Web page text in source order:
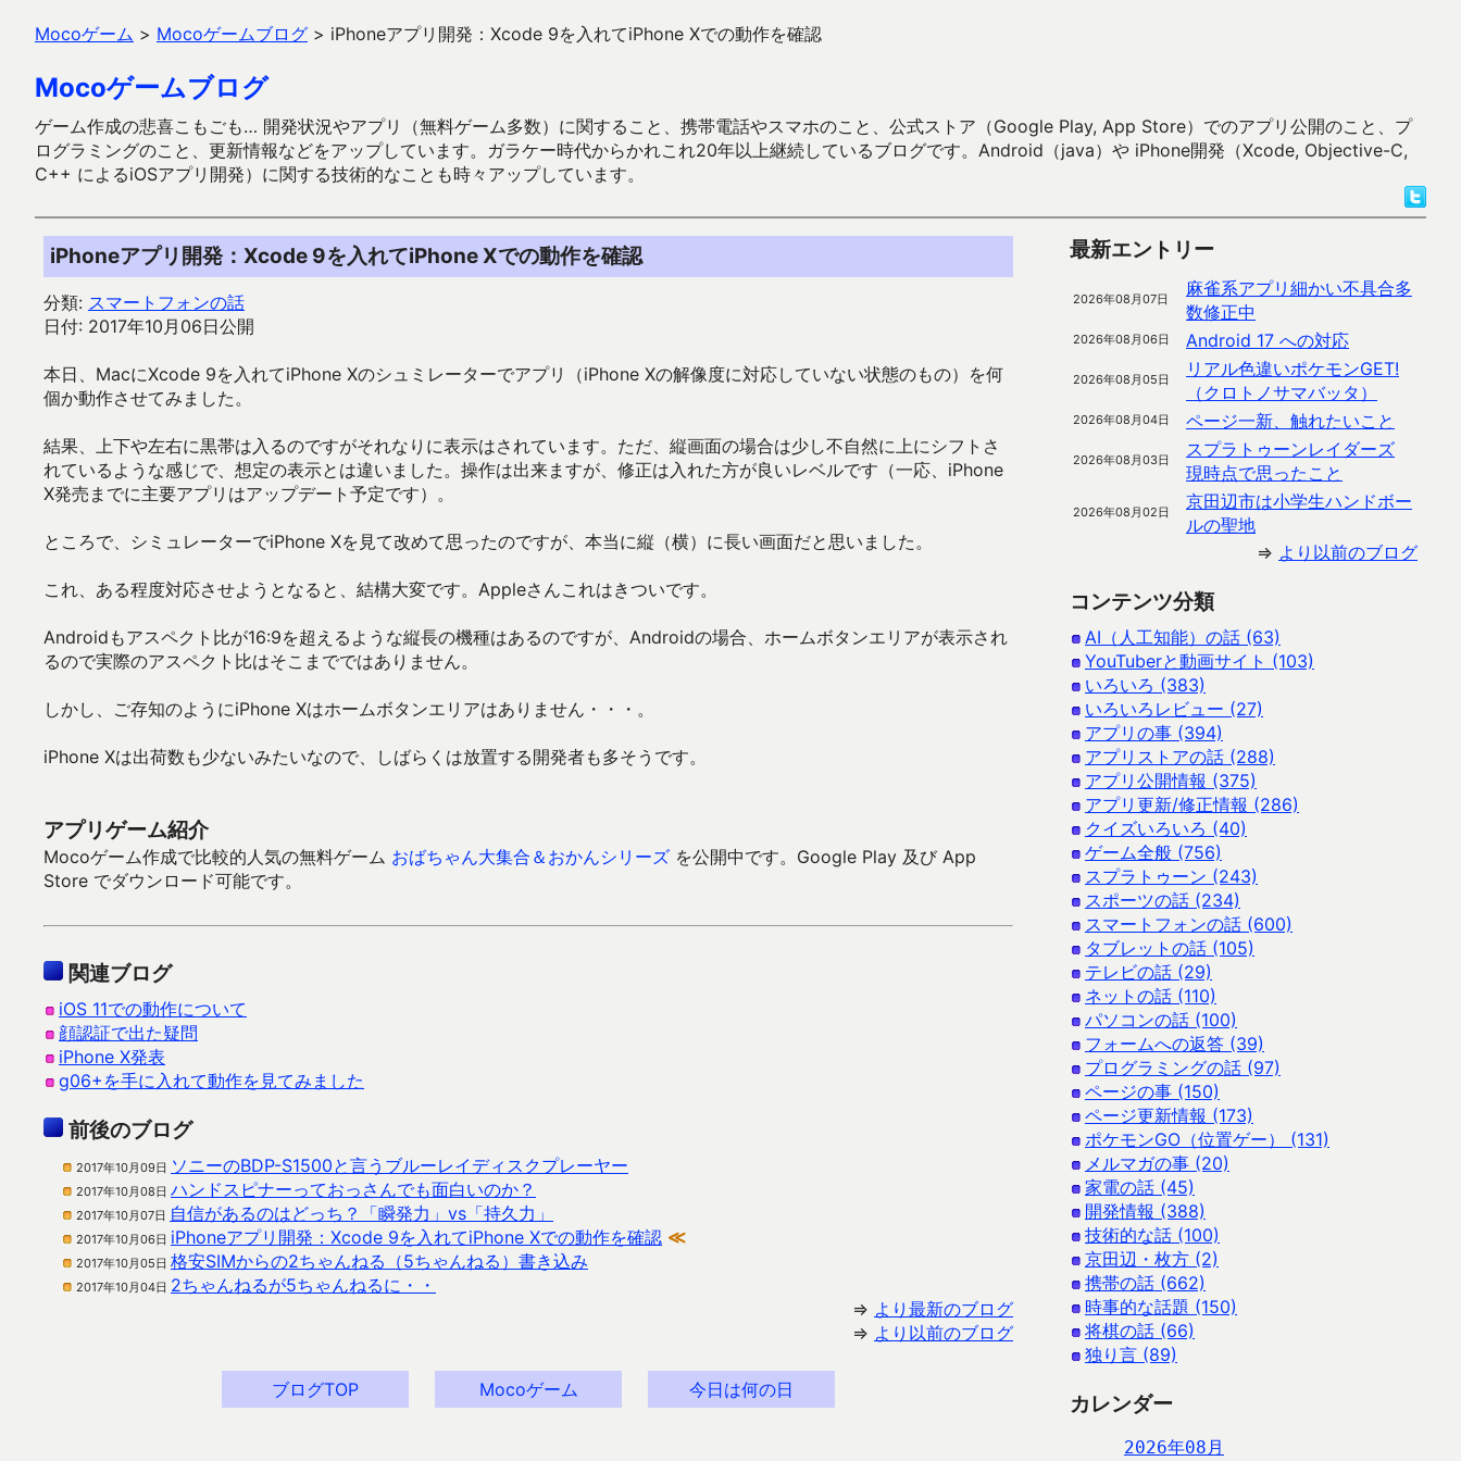
Mocoゲーム > Mocoゲームブログ > iPhoneアプリ開発：Xcode 9を入れてiPhone Xでの動作を確認
Mocoゲームブログ
ゲーム作成の悲喜こもごも… 開発状況やアプリ（無料ゲーム多数）に関すること、携帯電話やスマホのこと、公式ストア（Google Play, App Store）でのアプリ公開のこと、プ
ログラミングのこと、更新情報などをアップしています。ガラケー時代からかれこれ20年以上継続しているブログです。Android（java）や iPhone開発（Xcode, Objective-C,
C++ によるiOSアプリ開発）に関する技術的なことも時々アップしています。
iPhoneアプリ開発：Xcode 9を入れてiPhone Xでの動作を確認
分類: スマートフォンの話
日付: 2017年10月06日公開
本日、MacにXcode 9を入れてiPhone Xのシュミレーターでアプリ（iPhone Xの解像度に対応していない状態のもの）を何
個か動作させてみました。
結果、上下や左右に黒帯は入るのですがそれなりに表示はされています。ただ、縦画面の場合は少し不自然に上にシフトさ
れているような感じで、想定の表示とは違いました。操作は出来ますが、修正は入れた方が良いレベルです（一応、iPhone
X発売までに主要アプリはアップデート予定です）。
ところで、シミュレーターでiPhone Xを見て改めて思ったのですが、本当に縦（横）に長い画面だと思いました。
これ、ある程度対応させようとなると、結構大変です。Appleさんこれはきついです。
Androidもアスペクト比が16:9を超えるような縦長の機種はあるのですが、Androidの場合、ホームボタンエリアが表示され
るので実際のアスペクト比はそこまでではありません。
しかし、ご存知のようにiPhone Xはホームボタンエリアはありません・・・。
iPhone Xは出荷数も少ないみたいなので、しばらくは放置する開発者も多そうです。
アプリゲーム紹介
Mocoゲーム作成で比較的人気の無料ゲーム おばちゃん大集合＆おかんシリーズ を公開中です。Google Play 及び App
Store でダウンロード可能です。
関連ブログ
iOS 11での動作について
顔認証で出た疑問
iPhone X発表
g06+を手に入れて動作を見てみました
前後のブログ
2017年10月09日 ソニーのBDP-S1500と言うブルーレイディスクプレーヤー
2017年10月08日 ハンドスピナーっておっさんでも面白いのか？
2017年10月07日 自信があるのはどっち？「瞬発力」vs「持久力」
2017年10月06日 iPhoneアプリ開発：Xcode 9を入れてiPhone Xでの動作を確認 ≪
2017年10月05日 格安SIMからの2ちゃんねる（5ちゃんねる）書き込み
2017年10月04日 2ちゃんねるが5ちゃんねるに・・
⇒ より最新のブログ
⇒ より以前のブログ
ブログTOP Mocoゲーム 今日は何の日
最新エントリー
2026年08月07日
麻雀系アプリ細かい不具合多
数修正中
2026年08月06日 Android 17 への対応
2026年08月05日
リアル色違いポケモンGET!
（クロトノサマバッタ）
2026年08月04日 ページ一新、触れたいこと
2026年08月03日
スプラトゥーンレイダーズ
現時点で思ったこと
2026年08月02日
京田辺市は小学生ハンドボー
ルの聖地
⇒ より以前のブログ
コンテンツ分類
AI（人工知能）の話 (63)
YouTuberと動画サイト (103)
いろいろ (383)
いろいろレビュー (27)
アプリの事 (394)
アプリストアの話 (288)
アプリ公開情報 (375)
アプリ更新/修正情報 (286)
クイズいろいろ (40)
ゲーム全般 (756)
スプラトゥーン (243)
スポーツの話 (234)
スマートフォンの話 (600)
タブレットの話 (105)
テレビの話 (29)
ネットの話 (110)
パソコンの話 (100)
フォームへの返答 (39)
プログラミングの話 (97)
ページの事 (150)
ページ更新情報 (173)
ポケモンGO（位置ゲー） (131)
メルマガの事 (20)
家電の話 (45)
開発情報 (388)
技術的な話 (100)
京田辺・枚方 (2)
携帯の話 (662)
時事的な話題 (150)
将棋の話 (66)
独り言 (89)
カレンダー
2026年08月